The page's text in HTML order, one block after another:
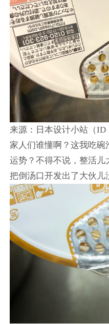
来源：日本设计小站（ID
家人们谁懂啊？这我吃
运势？不得不说，整活
把倒汤口开发出了大伙儿